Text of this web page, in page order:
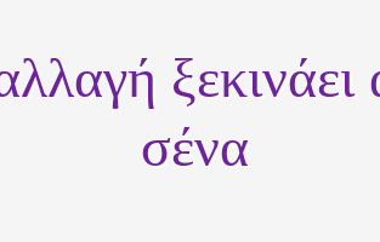
ξεκινάει
σένα